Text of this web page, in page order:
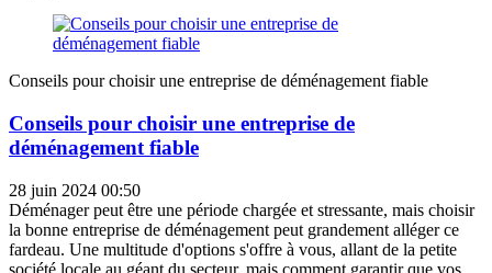
Conseils pour choisir une entreprise de déménagement fiable
Conseils pour choisir une entreprise de
déménagement fiable
28 juin 2024 00:50
Déménager peut être une période chargée et stressante, mais choisir
la bonne entreprise de déménagement peut grandement alléger ce
fardeau. Une multitude d'options s'offre à vous, allant de la petite
société locale au géant du secteur, mais comment garantir que vos